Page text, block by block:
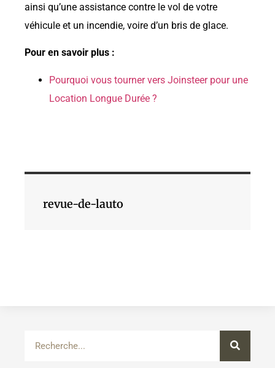
ainsi qu’une assistance contre le vol de votre
véhicule et un incendie, voire d’un bris de glace.
Pour en savoir plus :
Pourquoi vous tourner vers Joinsteer pour une
Location Longue Durée ?
revue-de-lauto